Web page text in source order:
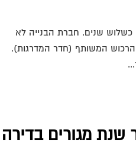
שנים. חברת הבנייה לא
המשותף (חדר המדרגות).
מגורים בדירה